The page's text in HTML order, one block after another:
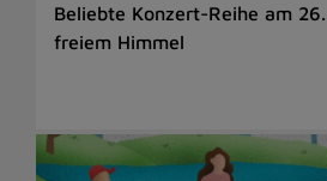
Beliebte Konzert-Reihe am
freiem Himmel